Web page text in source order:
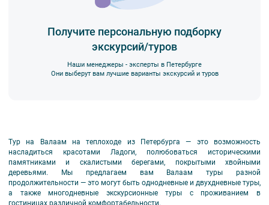
Получите персональную подборку
экскурсий/туров
Наши менеджеры - эксперты в Петербурге
Они выберут вам лучшие варианты экскурсий и туров
Тур на Валаам на теплоходе из Петербурга — это возможность
насладиться красотами Ладоги, полюбоваться историческими
памятниками и скалистыми берегами, покрытыми хвойными
деревьями. Мы предлагаем вам Валаам туры разной
продолжительности — это могут быть однодневные и двухдневные туры,
а также многодневные экскурсионные туры с проживанием в
гостиницах различной комфортабельности.